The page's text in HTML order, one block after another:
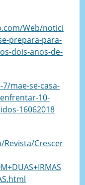
Web/notici
prepara-para-
dois-anos-de-
mae-se-casa-
10-
16062018
Crescer